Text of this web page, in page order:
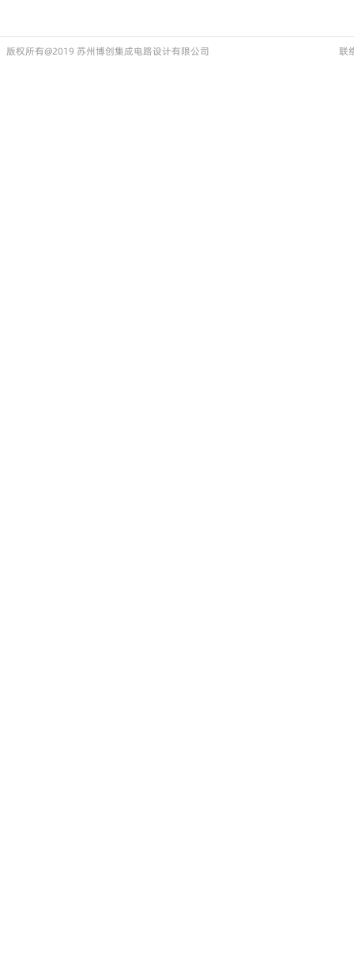
版权所有@2019 苏州博创集成电路设计有限公司 联